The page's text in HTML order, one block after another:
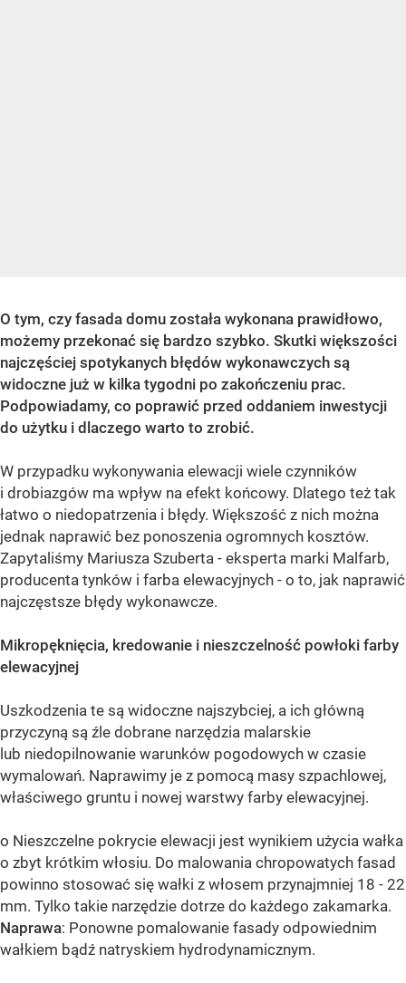
O tym, czy fasada domu została wykonana prawidłowo,
możemy przekonać się bardzo szybko. Skutki większości
najczęściej spotykanych błędów wykonawczych są
widoczne już w kilka tygodni po zakończeniu prac.
Podpowiadamy, co poprawić przed oddaniem inwestycji
do użytku i dlaczego warto to zrobić.
W przypadku wykonywania elewacji wiele czynników
i drobiazgów ma wpływ na efekt końcowy. Dlatego też tak
łatwo o niedopatrzenia i błędy. Większość z nich można
jednak naprawić bez ponoszenia ogromnych kosztów.
Zapytaliśmy Mariusza Szuberta - eksperta marki Malfarb,
producenta tynków i farba elewacyjnych - o to, jak naprawić
najczęstsze błędy wykonawcze.
Mikropęknięcia, kredowanie i nieszczelność powłoki farby
elewacyjnej
Uszkodzenia te są widoczne najszybciej, a ich główną
przyczyną są źle dobrane narzędzia malarskie
lub niedopilnowanie warunków pogodowych w czasie
wymalowań. Naprawimy je z pomocą masy szpachlowej,
właściwego gruntu i nowej warstwy farby elewacyjnej.
o Nieszczelne pokrycie elewacji jest wynikiem użycia wałka
o zbyt krótkim włosiu. Do malowania chropowatych fasad
powinno stosować się wałki z włosem przynajmniej 18 - 22
mm. Tylko takie narzędzie dotrze do każdego zakamarka.
Naprawa: Ponowne pomalowanie fasady odpowiednim
wałkiem bądź natryskiem hydrodynamicznym.